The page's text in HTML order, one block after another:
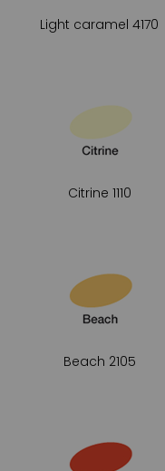
Light caramel 4170
Citrine 1110
Beach 2105